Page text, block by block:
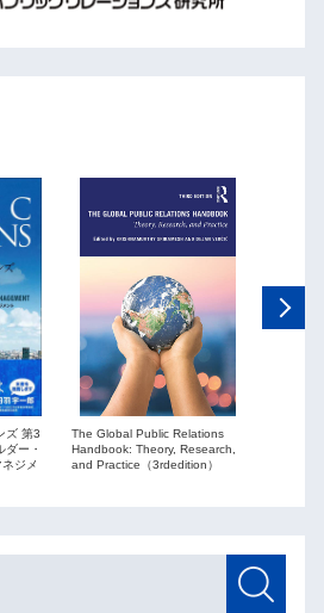
ズ 第3
ダー・
ジメ
The Global Public Relations
Handbook: Theory, Research,
and Practice（3rdedition）